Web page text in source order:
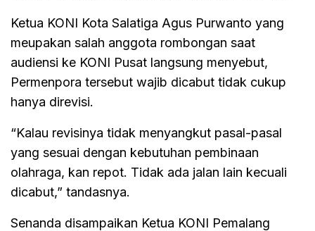
Ketua KONI Kota Salatiga Agus Purwanto yang
meupakan salah anggota rombongan saat
audiensi ke KONI Pusat langsung menyebut,
Permenpora tersebut wajib dicabut tidak cukup
hanya direvisi.
“Kalau revisinya tidak menyangkut pasal-pasal
yang sesuai dengan kebutuhan pembinaan
olahraga, kan repot. Tidak ada jalan lain kecuali
dicabut,” tandasnya.
Senanda disampaikan Ketua KONI Pemalang